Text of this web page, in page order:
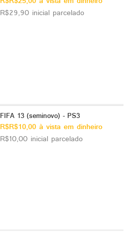
R$29,90 inicial parcelado
FIFA 13 (seminovo) - PS3
R$R$10,00 à vista em dinheiro
R$10,00 inicial parcelado